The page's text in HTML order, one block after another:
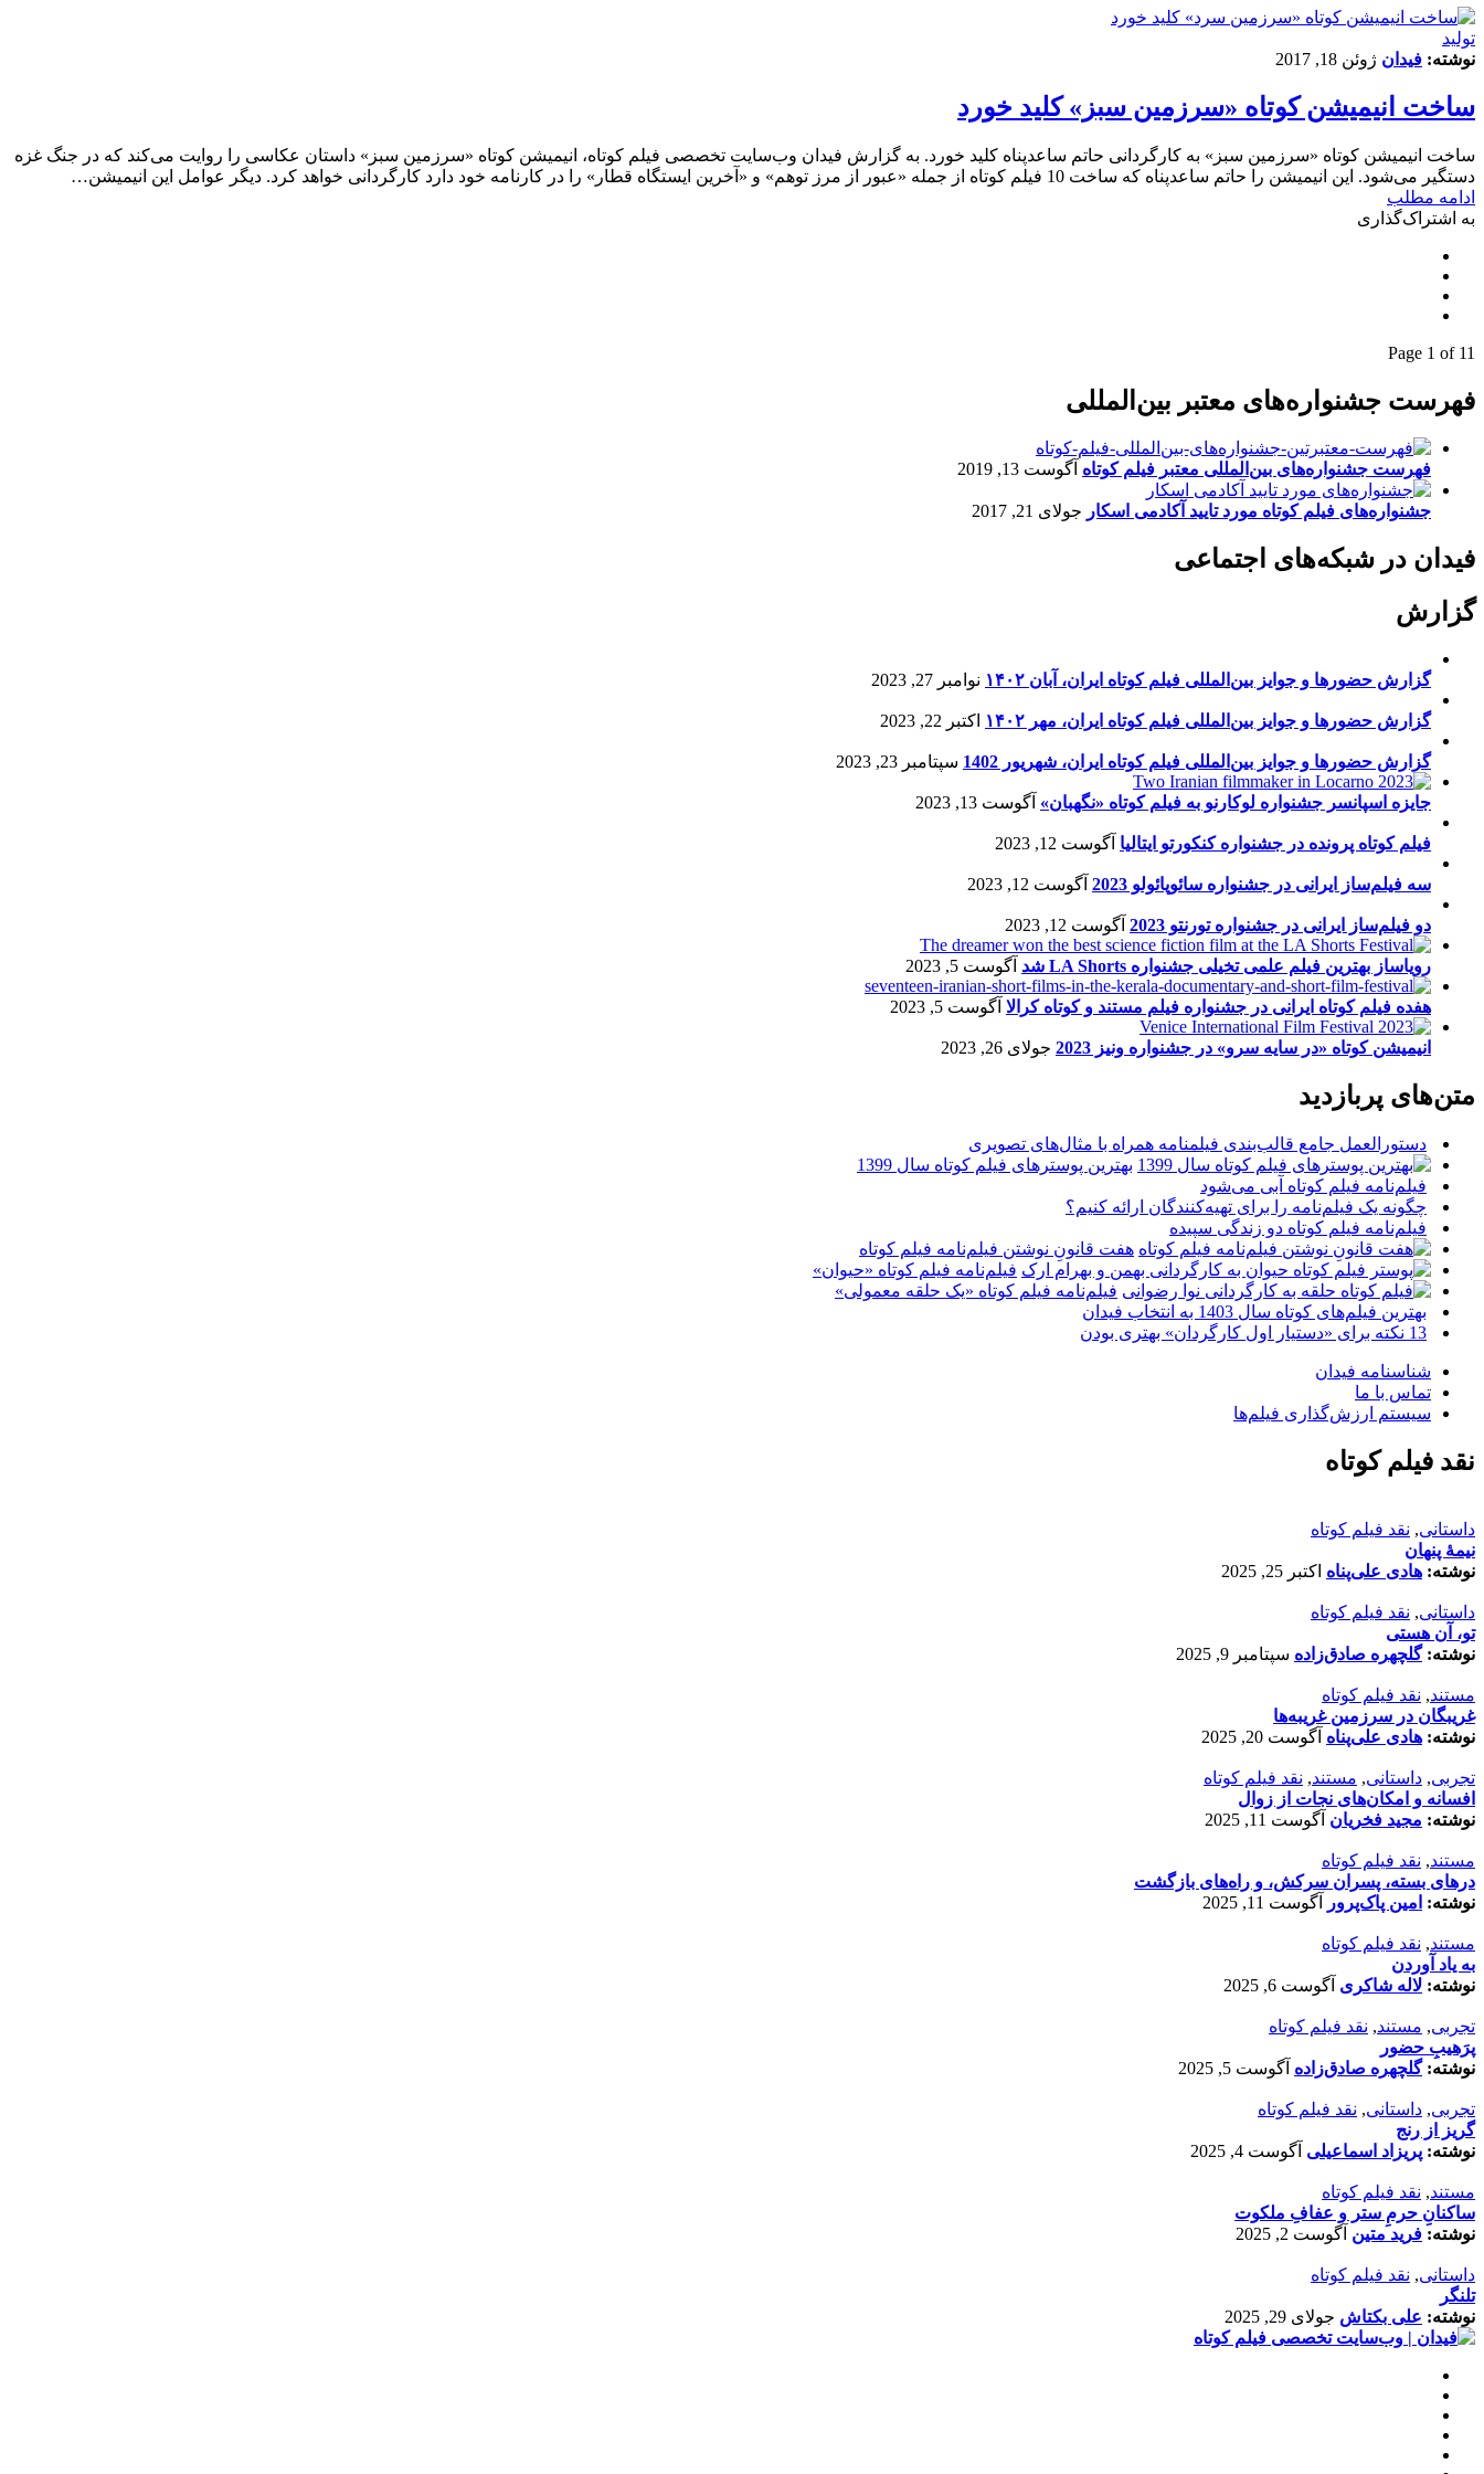
تولید
نوشته: فیدان ژوئن 18, 2017
ساخت انیمیشن کوتاه «سرزمین سبز» کلید خورد
ساخت انیمیشن کوتاه «سرزمین سبز» به کارگردانی حاتم ساعدپناه کلید خورد. به گزارش فیدان وب‌سایت تخصصی فیلم کوتاه، انیمیشن کوتاه «سرزمین سبز» داستان عکاسی را روایت می‌کند که در جنگ غزه
دستگیر می‌شود. این انیمیشن را حاتم ساعدپناه که ساخت 10 فیلم کوتاه از جمله «عبور از مرز توهم» و «آخرین ایستگاه قطار» را در کارنامه خود دارد کارگردانی خواهد کرد. دیگر عوامل این انیمیشن…
ادامه مطلب
به اشتراک‌گذاری
Page 1 of 11
فهرست جشنواره‌های معتبر بین‌المللی
فهرست جشنواره‌های بین‌المللی معتبر فیلم کوتاه آگوست 13, 2019
جشنواره‌های فیلم کوتاه مورد تایید آکادمی اسکار جولای 21, 2017
فیدان در شبکه‌های اجتماعی
گزارش
گزارش حضورها و جوایز بین‌المللی فیلم کوتاه ایران، آبان ۱۴۰۲ نوامبر 27, 2023
گزارش حضورها و جوایز بین‌المللی فیلم کوتاه ایران، مهر ۱۴۰۲ اکتبر 22, 2023
گزارش حضورها و جوایز بین‌المللی فیلم کوتاه ایران، شهریور 1402 سپتامبر 23, 2023
جایزه اسپانسر جشنواره لوکارنو به فیلم کوتاه «نگهبان» آگوست 13, 2023
فیلم کوتاه پرونده در جشنواره کنکورتو ایتالیا آگوست 12, 2023
سه فیلم‌ساز ایرانی در جشنواره سائوپائولو 2023 آگوست 12, 2023
دو فیلم‌ساز ایرانی در جشنواره تورنتو 2023 آگوست 12, 2023
رویاساز بهترین فیلم علمی تخیلی جشنواره LA Shorts شد آگوست 5, 2023
هفده فیلم کوتاه ایرانی در جشنواره فیلم مستند و کوتاه کرالا آگوست 5, 2023
انیمیشن کوتاه «در سایه سرو» در جشنواره ونیز 2023 جولای 26, 2023
متن‌های پربازدید
دستورالعمل جامع قالب‌بندی فیلمنامه همراه با مثال‌های تصویری
بهترین پوسترهای فیلم کوتاه سال 1399
فیلم‌نامه فیلم کوتاه آبی می‌شود
چگونه یک فیلم‌نامه را برای تهیه‌کنندگان ارائه کنیم؟
فیلم‌نامه فیلم کوتاه دو زندگی سپیده
هفت قانونِ نوشتن فیلم‌نامه فیلم کوتاه
فیلم‌نامه فیلم کوتاه «حیوان»
فیلم‌نامه فیلم کوتاه «یک حلقه معمولی»
بهترین فیلم‌های کوتاه سال 1403 به انتخاب فیدان
13 نکته برای «دستیار اول کارگردان» بهتری بودن
شناسنامه فیدان
تماس با ما
سیستم ارزش‌گذاری فیلم‌ها
نقد فیلم کوتاه
داستانی, نقد فیلم کوتاه
نیمۀ پنهان
نوشته: هادی علی‌پناه اکتبر 25, 2025
داستانی, نقد فیلم کوتاه
تو، آن هستی
نوشته:گلچهره صادق‌زاده سپتامبر 9, 2025
مستند, نقد فیلم کوتاه
غریبگان در سرزمین غریبه‌ها
نوشته: هادی علی‌پناه آگوست 20, 2025
تجربی, داستانی, مستند, نقد فیلم کوتاه
افسانه‌ و امکان‌های نجات از زوال
نوشته: مجید فخریان آگوست 11, 2025
مستند, نقد فیلم کوتاه
درهای بسته، پسران سرکش، و راه‌های بازگشت
نوشته: امین پاک‌پرور آگوست 11, 2025
مستند, نقد فیلم کوتاه
به یاد آوردن
نوشته: لاله شاکری آگوست 6, 2025
تجربی, مستند, نقد فیلم کوتاه
پرَهیب‌ِ حضور
نوشته:گلچهره صادق‌زاده آگوست 5, 2025
تجربی, داستانی, نقد فیلم کوتاه
گریز از رنج
نوشته: پریزاد اسماعیلی آگوست 4, 2025
مستند, نقد فیلم کوتاه
ساکنانِ حرمِ ستر و عفافِ ملکوت
نوشته: فرید متین آگوست 2, 2025
داستانی, نقد فیلم کوتاه
تلنگر
نوشته: علی بکتاش جولای 29, 2025